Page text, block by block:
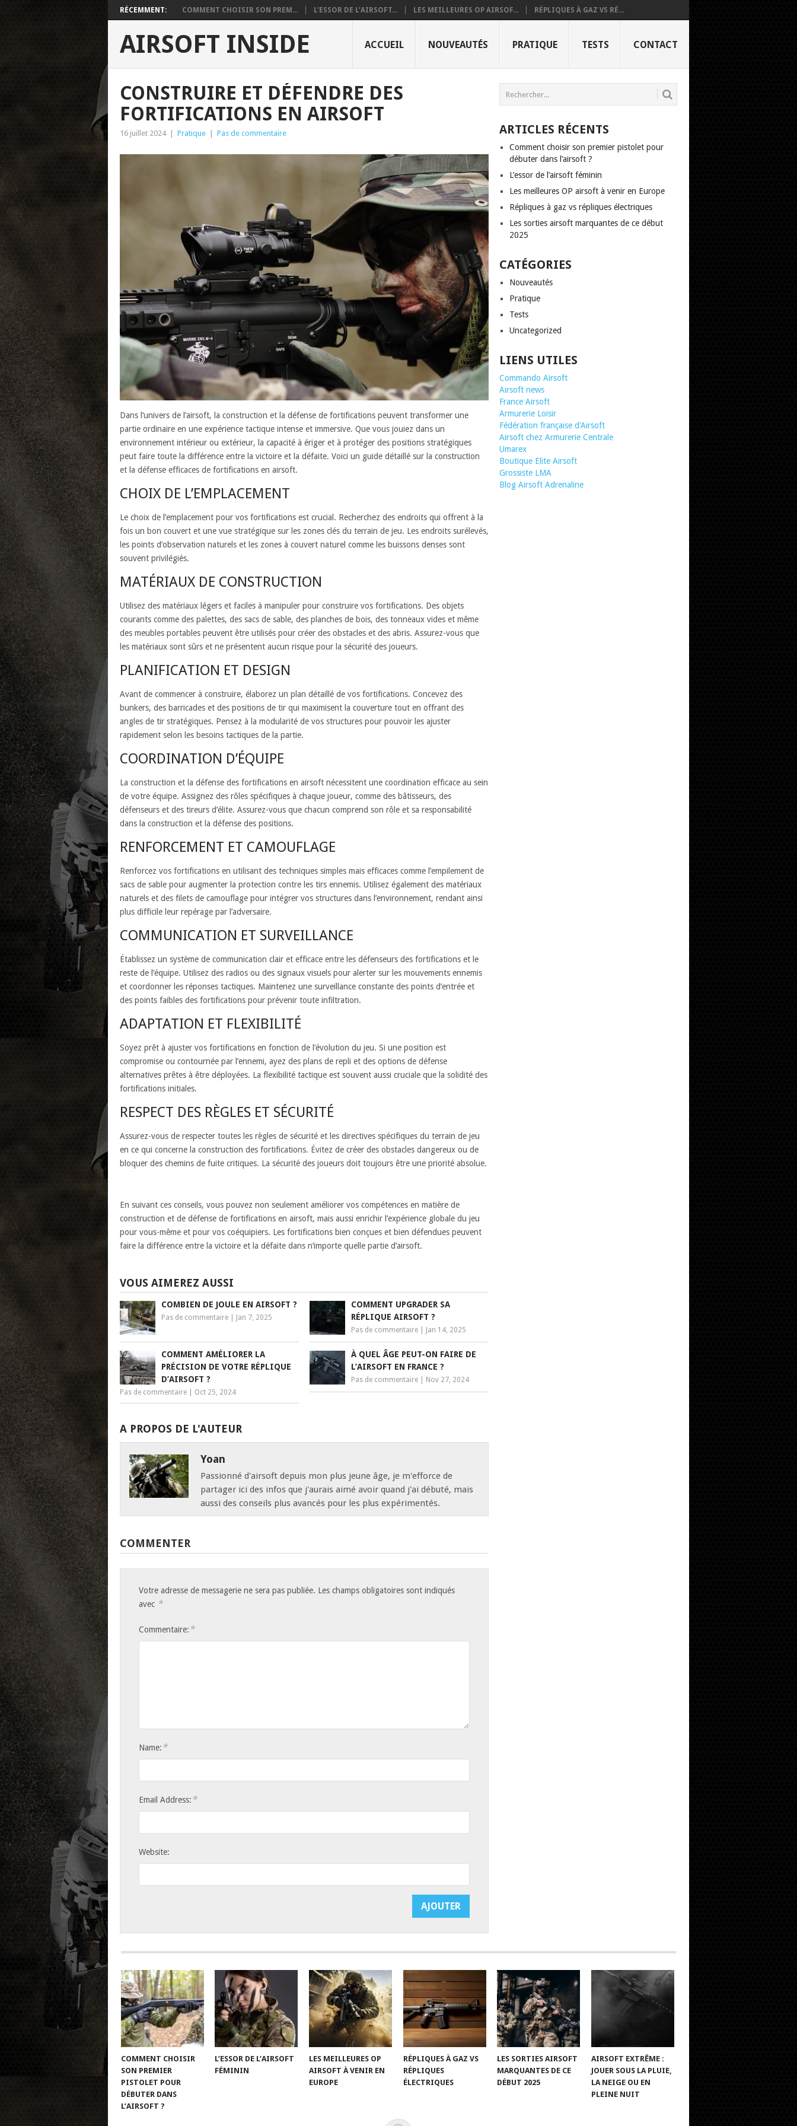
RÉCEMMENT: COMMENT CHOISIR SON PREM... L’ESSOR DE L’AIRSOFT... LES MEILLEURES OP AIRSOF... RÉPLIQUES À GAZ VS RÉ...
AIRSOFT INSIDE ACCUEIL NOUVEAUTÉS PRATIQUE TESTS CONTACT
CONSTRUIRE ET DÉFENDRE DES
FORTIFICATIONS EN AIRSOFT
16 juillet 2024 Pratique Pas de commentaire
Dans l’univers de l’airsoft, la construction et la défense de fortifications peuvent transformer une
partie ordinaire en une expérience tactique intense et immersive. Que vous jouiez dans un
environnement intérieur ou extérieur, la capacité à ériger et à protéger des positions stratégiques
peut faire toute la différence entre la victoire et la défaite. Voici un guide détaillé sur la construction
et la défense efficaces de fortifications en airsoft.
CHOIX DE L’EMPLACEMENT
Le choix de l’emplacement pour vos fortifications est crucial. Recherchez des endroits qui offrent à la
fois un bon couvert et une vue stratégique sur les zones clés du terrain de jeu. Les endroits surélevés,
les points d’observation naturels et les zones à couvert naturel comme les buissons denses sont
souvent privilégiés.
MATÉRIAUX DE CONSTRUCTION
Utilisez des matériaux légers et faciles à manipuler pour construire vos fortifications. Des objets
courants comme des palettes, des sacs de sable, des planches de bois, des tonneaux vides et même
des meubles portables peuvent être utilisés pour créer des obstacles et des abris. Assurez-vous que
les matériaux sont sûrs et ne présentent aucun risque pour la sécurité des joueurs.
PLANIFICATION ET DESIGN
Avant de commencer à construire, élaborez un plan détaillé de vos fortifications. Concevez des
bunkers, des barricades et des positions de tir qui maximisent la couverture tout en offrant des
angles de tir stratégiques. Pensez à la modularité de vos structures pour pouvoir les ajuster
rapidement selon les besoins tactiques de la partie.
COORDINATION D’ÉQUIPE
La construction et la défense des fortifications en airsoft nécessitent une coordination efficace au sein
de votre équipe. Assignez des rôles spécifiques à chaque joueur, comme des bâtisseurs, des
défenseurs et des tireurs d’élite. Assurez-vous que chacun comprend son rôle et sa responsabilité
dans la construction et la défense des positions.
RENFORCEMENT ET CAMOUFLAGE
Renforcez vos fortifications en utilisant des techniques simples mais efficaces comme l’empilement de
sacs de sable pour augmenter la protection contre les tirs ennemis. Utilisez également des matériaux
naturels et des filets de camouflage pour intégrer vos structures dans l’environnement, rendant ainsi
plus difficile leur repérage par l’adversaire.
COMMUNICATION ET SURVEILLANCE
Établissez un système de communication clair et efficace entre les défenseurs des fortifications et le
reste de l’équipe. Utilisez des radios ou des signaux visuels pour alerter sur les mouvements ennemis
et coordonner les réponses tactiques. Maintenez une surveillance constante des points d’entrée et
des points faibles des fortifications pour prévenir toute infiltration.
ADAPTATION ET FLEXIBILITÉ
Soyez prêt à ajuster vos fortifications en fonction de l’évolution du jeu. Si une position est
compromise ou contournée par l’ennemi, ayez des plans de repli et des options de défense
alternatives prêtes à être déployées. La flexibilité tactique est souvent aussi cruciale que la solidité des
fortifications initiales.
RESPECT DES RÈGLES ET SÉCURITÉ
Assurez-vous de respecter toutes les règles de sécurité et les directives spécifiques du terrain de jeu
en ce qui concerne la construction des fortifications. Évitez de créer des obstacles dangereux ou de
bloquer des chemins de fuite critiques. La sécurité des joueurs doit toujours être une priorité absolue.
En suivant ces conseils, vous pouvez non seulement améliorer vos compétences en matière de
construction et de défense de fortifications en airsoft, mais aussi enrichir l’expérience globale du jeu
pour vous-même et pour vos coéquipiers. Les fortifications bien conçues et bien défendues peuvent
faire la différence entre la victoire et la défaite dans n’importe quelle partie d’airsoft.
VOUS AIMEREZ AUSSI
COMBIEN DE JOULE EN AIRSOFT ?
Pas de commentaire Jan 7, 2025
COMMENT UPGRADER SA
RÉPLIQUE AIRSOFT ?
Pas de commentaire Jan 14, 2025
COMMENT AMÉLIORER LA
PRÉCISION DE VOTRE RÉPLIQUE
D’AIRSOFT ?
Pas de commentaire Oct 25, 2024
À QUEL ÂGE PEUT-ON FAIRE DE
L’AIRSOFT EN FRANCE ?
Pas de commentaire Nov 27, 2024
A PROPOS DE L'AUTEUR
Yoan
Passionné d'airsoft depuis mon plus jeune âge, je m'efforce de
partager ici des infos que j'aurais aimé avoir quand j'ai débuté, mais
aussi des conseils plus avancés pour les plus expérimentés.
COMMENTER
Votre adresse de messagerie ne sera pas publiée. Les champs obligatoires sont indiqués
avec *
Commentaire: *
Name: *
Email Address: *
Website:
ARTICLES RÉCENTS
Comment choisir son premier pistolet pour
débuter dans l’airsoft ?
L’essor de l’airsoft féminin
Les meilleures OP airsoft à venir en Europe
Répliques à gaz vs répliques électriques
Les sorties airsoft marquantes de ce début
2025
CATÉGORIES
Nouveautés
Pratique
Tests
Uncategorized
LIENS UTILES
Commando Airsoft
Airsoft news
France Airsoft
Armurerie Loisir
Fédération française d'Airsoft
Airsoft chez Armurerie Centrale
Umarex
Boutique Elite Airsoft
Grossiste LMA
Blog Airsoft Adrenaline
COMMENT CHOISIR
SON PREMIER
PISTOLET POUR
DÉBUTER DANS
L’AIRSOFT ?
L’ESSOR DE L’AIRSOFT
FÉMININ
LES MEILLEURES OP
AIRSOFT À VENIR EN
EUROPE
RÉPLIQUES À GAZ VS
RÉPLIQUES
ÉLECTRIQUES
LES SORTIES AIRSOFT
MARQUANTES DE CE
DÉBUT 2025
AIRSOFT EXTRÊME :
JOUER SOUS LA PLUIE,
LA NEIGE OU EN
PLEINE NUIT